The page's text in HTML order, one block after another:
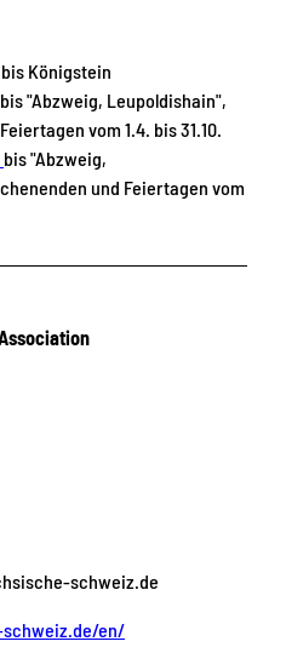
Königstein
bis "Abzweig, Leupoldishain",
vom 1.4. bis 31.10.
bis "Abzweig,
und Feiertagen vom
schweiz.de
en/